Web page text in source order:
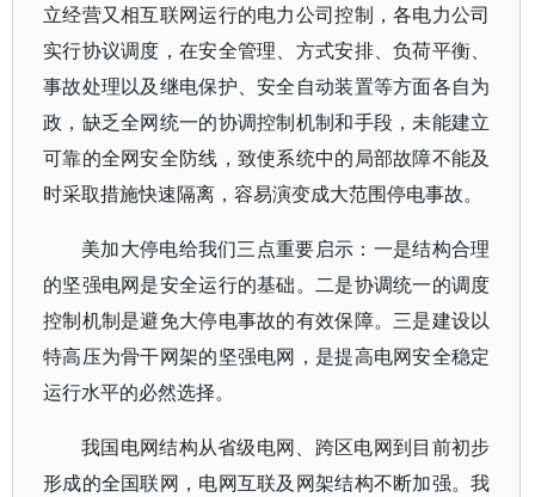
立经营又相互联网运行的电力公司控制，各电力公司
实行协议调度，在安全管理、方式安排、负荷平衡、
事故处理以及继电保护、安全自动装置等方面各自为
政，缺乏全网统一的协调控制机制和手段，未能建立
可靠的全网安全防线，致使系统中的局部故障不能及
时采取措施快速隔离，容易演变成大范围停电事故。
美加大停电给我们三点重要启示：一是结构合理
的坚强电网是安全运行的基础。二是协调统一的调度
控制机制是避免大停电事故的有效保障。三是建设以
特高压为骨干网架的坚强电网，是提高电网安全稳定
运行水平的必然选择。
我国电网结构从省级电网、跨区电网到目前初步
形成的全国联网，电网互联及网架结构不断加强。我